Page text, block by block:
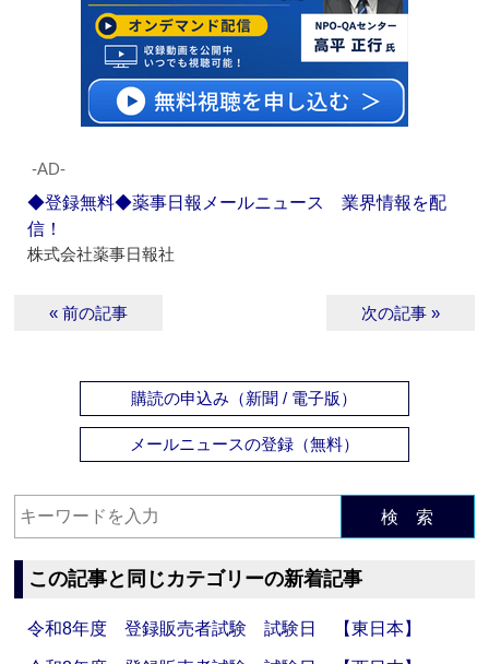
‐AD‐
◆登録無料◆薬事日報メールニュース 業界情報を配
信！
株式会社薬事日報社
« 前の記事 次の記事 »
購読の申込み（新聞 / 電子版）
メールニュースの登録（無料）
検 索
この記事と同じカテゴリーの新着記事
令和8年度 登録販売者試験 試験日 【東日本】